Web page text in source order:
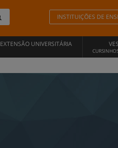
INSTITUIÇÕES DE
EXTENSÃO UNIVERSITÁRIA